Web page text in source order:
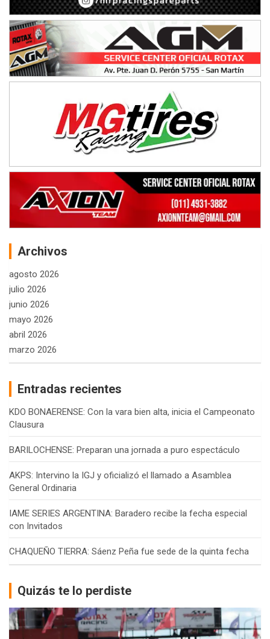
Archivos
agosto 2026
julio 2026
junio 2026
mayo 2026
abril 2026
marzo 2026
Entradas recientes
KDO BONAERENSE: Con la vara bien alta, inicia el Campeonato
Clausura
BARILOCHENSE: Preparan una jornada a puro espectáculo
AKPS: Intervino la IGJ y oficializó el llamado a Asamblea
General Ordinaria
IAME SERIES ARGENTINA: Baradero recibe la fecha especial
con Invitados
CHAQUEÑO TIERRA: Sáenz Peña fue sede de la quinta fecha
Quizás te lo perdiste